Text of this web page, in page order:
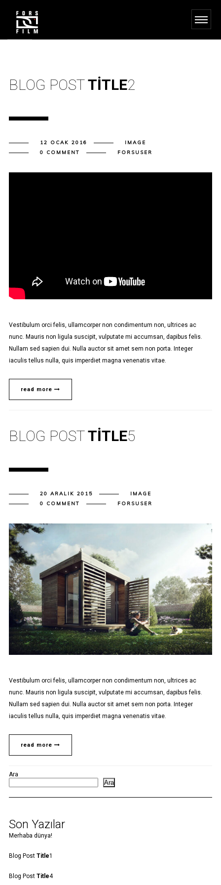
BLOG POSTTITLE2
12 OCAK 2016
IMAGE
0 COMMENT
FORSUSER
Vestibulum orci felis, ullamcorper non condimentum non, ultrices ac
nunc. Mauris non ligula suscipit, vulputate mi accumsan, dapibus felis.
Nullam sed sapien dui. Nulla auctor sit amet sem non porta. Integer
iaculis tellus nulla, quis imperdiet magna venenatis vitae.
read more
BLOG POSTTITLE5
20 ARALIK 2015
IMAGE
0 COMMENT
FORSUSER
Vestibulum orci felis, ullamcorper non condimentum non, ultrices ac
nunc. Mauris non ligula suscipit, vulputate mi accumsan, dapibus felis.
Nullam sed sapien dui. Nulla auctor sit amet sem non porta. Integer
iaculis tellus nulla, quis imperdiet magna venenatis vitae.
read more
Ara
Ara
Son Yazılar
Merhaba dünya!
Blog Post Title1
Blog Post Title4